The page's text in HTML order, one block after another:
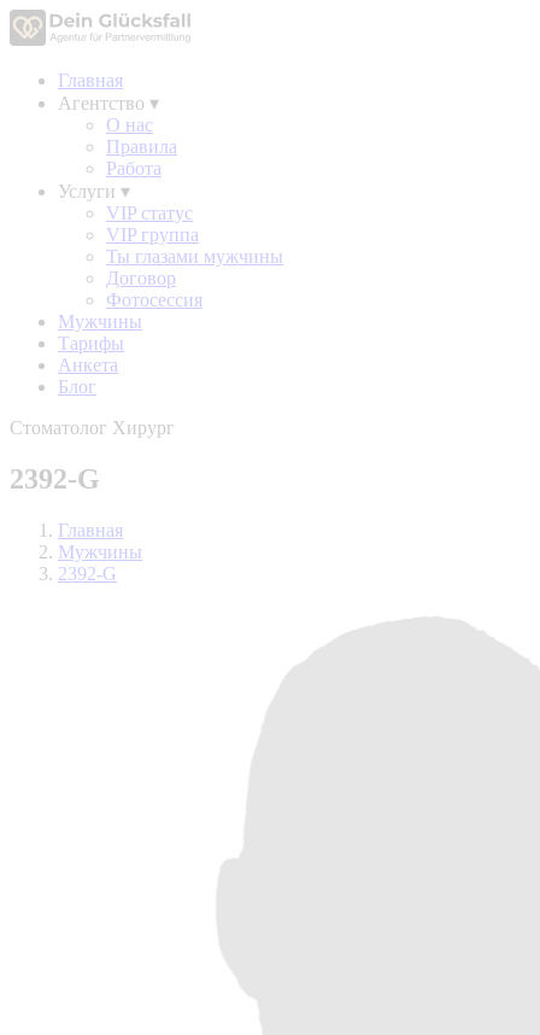
Главная
Агентство ▾
О нас
Правила
Работа
Услуги ▾
VIP статус
VIP группа
Ты глазами мужчины
Договор
Фотосессия
Мужчины
Тарифы
Анкета
Блог
Стоматолог Хирург
2392-G
Главная
Мужчины
2392-G